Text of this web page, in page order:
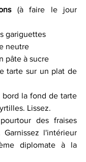
(à faire le jour
gariguettes
neutre
pâte à sucre
tarte sur un plat de
bord la fond de tarte
Lissez.
des fraises
l'intérieur
diplomate à la